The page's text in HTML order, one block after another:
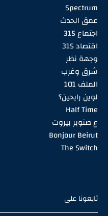
Spectrum
عمق الحدث
اجتماع 315
اقتصاد 315
وجهة نظر
شرق وغرب
الملف 101
لوين رايحين؟
Half Time
ع صنوبر بيروت
Bonjour Beirut
The Switch
تابعونا على